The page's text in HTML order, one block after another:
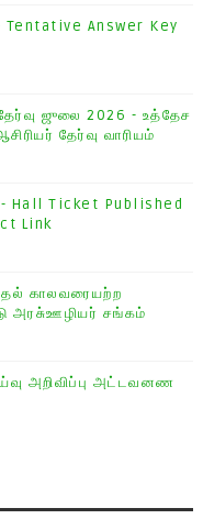
Tentative Answer Key
ஜுலை 2026 - உத்தேச
தேர்வு வாரியம்
- Hall Ticket Published
Link
காலவரையற்ற
அரசு்ஊழியர் சங்கம்
அறிவிப்பு அட்டவனண